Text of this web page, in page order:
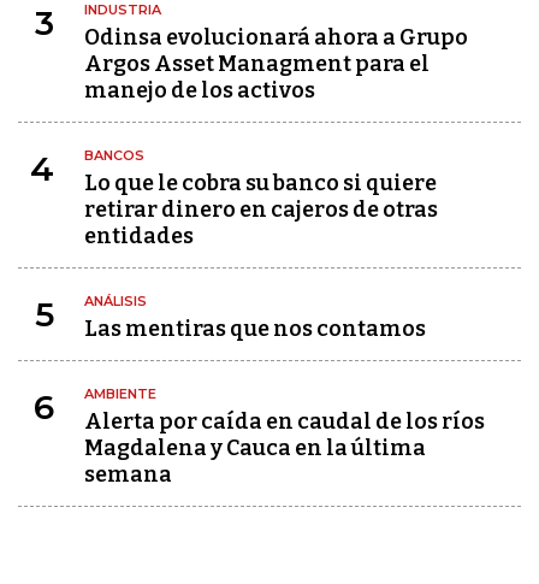
3 INDUSTRIA
Odinsa evolucionará ahora a Grupo
Argos Asset Managment para el
manejo de los activos
4 BANCOS
Lo que le cobra su banco si quiere
retirar dinero en cajeros de otras
entidades
5 ANÁLISIS
Las mentiras que nos contamos
6 AMBIENTE
Alerta por caída en caudal de los ríos
Magdalena y Cauca en la última
semana